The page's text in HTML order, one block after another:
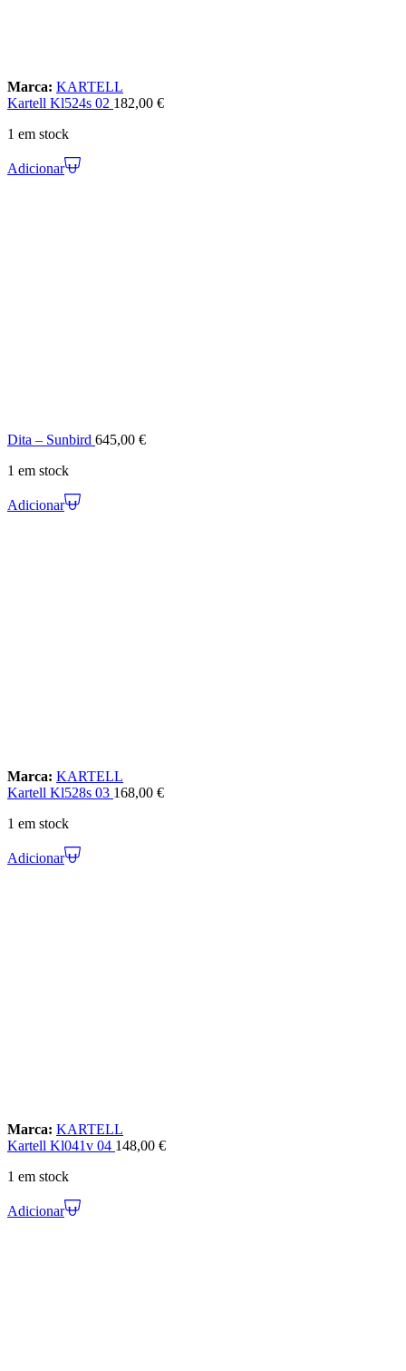
Marca: KARTELL
Kartell Kl524s 02 182,00 €
1 em stock
Adicionar
Dita – Sunbird 645,00 €
1 em stock
Adicionar
Marca: KARTELL
Kartell Kl528s 03 168,00 €
1 em stock
Adicionar
Marca: KARTELL
Kartell Kl041v 04 148,00 €
1 em stock
Adicionar